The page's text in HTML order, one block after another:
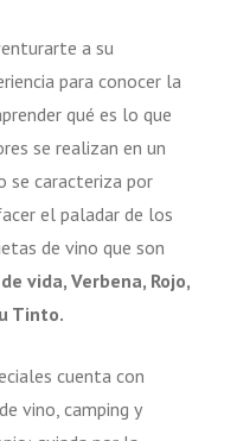
a su
para conocer la
qué es lo que
se realizan en un
se caracteriza por
el paladar de los
de vino que son
vida, Verbena, Rojo,
Tinto.
cuenta con
vino, camping y